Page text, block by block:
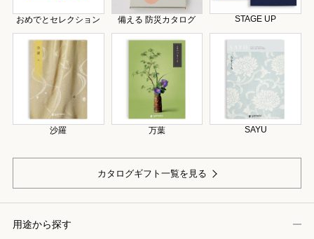
おめでとセレクション 備える 防災カタログ STAGE UP
沙羅 万葉 SAYU
カタログギフト一覧を見る
用途から探す